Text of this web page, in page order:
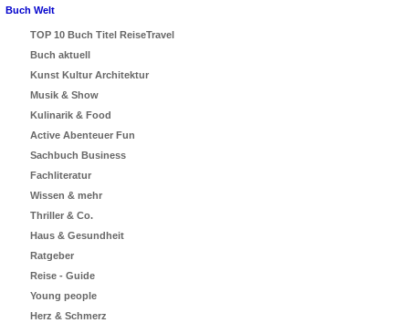
Buch Welt
TOP 10 Buch Titel ReiseTravel
Buch aktuell
Kunst Kultur Architektur
Musik & Show
Kulinarik & Food
Active Abenteuer Fun
Sachbuch Business
Fachliteratur
Wissen & mehr
Thriller & Co.
Haus & Gesundheit
Ratgeber
Reise - Guide
Young people
Herz & Schmerz